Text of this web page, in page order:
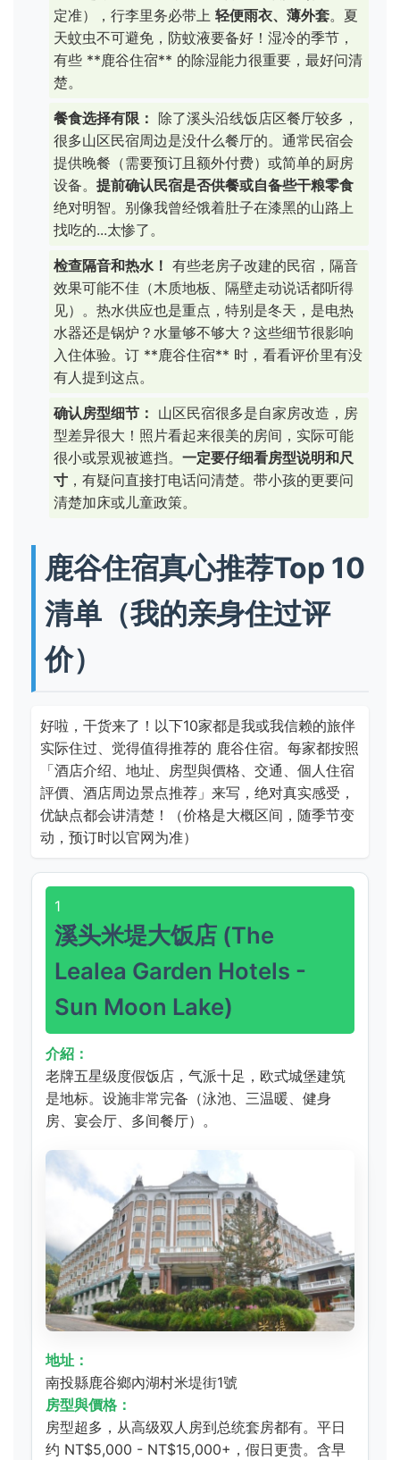
定准），行李里务必带上 轻便雨衣、薄外套。夏
天蚊虫不可避免，防蚊液要备好！湿冷的季节，
有些 **鹿谷住宿** 的除湿能力很重要，最好问清
楚。
餐食选择有限： 除了溪头沿线饭店区餐厅较多，
很多山区民宿周边是没什么餐厅的。通常民宿会
提供晚餐（需要预订且额外付费）或简单的厨房
设备。 提前确认民宿是否供餐或自备些干粮零食
绝对明智。别像我曾经饿着肚子在漆黑的山路上
找吃的...太惨了。
检查隔音和热水！ 有些老房子改建的民宿，隔音
效果可能不佳（木质地板、隔壁走动说话都听得
见）。热水供应也是重点，特别是冬天，是电热
水器还是锅炉？水量够不够大？这些细节很影响
入住体验。订 **鹿谷住宿** 时，看看评价里有没
有人提到这点。
确认房型细节： 山区民宿很多是自家房改造，房
型差异很大！照片看起来很美的房间，实际可能
很小或景观被遮挡。 一定要仔细看房型说明和尺
寸 ，有疑问直接打电话问清楚。带小孩的更要问
清楚加床或儿童政策。
鹿谷住宿真心推荐Top 10
清单（我的亲身住过评
价）
好啦，干货来了！以下10家都是我或我信赖的旅伴
实际住过、觉得值得推荐的 鹿谷住宿。每家都按照
「酒店介绍、地址、房型與價格、交通、個人住宿
評價、酒店周边景点推荐」来写，绝对真实感受，
优缺点都会讲清楚！（价格是大概区间，随季节变
动，预订时以官网为准）
1
溪头米堤大饭店 (The
Lealea Garden Hotels -
Sun Moon Lake)
介紹：
老牌五星级度假饭店，气派十足，欧式城堡建筑
是地标。设施非常完备（泳池、三温暖、健身
房、宴会厅、多间餐厅）。
地址：
南投縣鹿谷鄉內湖村米堤街1號
房型與價格：
房型超多，从高级双人房到总统套房都有。平日
约 NT$5,000 - NT$15,000+，假日更贵。含早